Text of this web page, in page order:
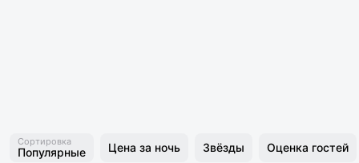
Сортировка
Популярные Цена за ночь Звёзды Оценка гостей